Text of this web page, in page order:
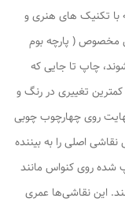
تکنیک های هنری و
مخصوص ( پارچه بوم
چاپ تا جایی که
تغییری در رنگ و
روی چهارچوب چوبی
اصلی را به بیننده
شده روی کنواس مانند
این نقاشی‌ها عمری